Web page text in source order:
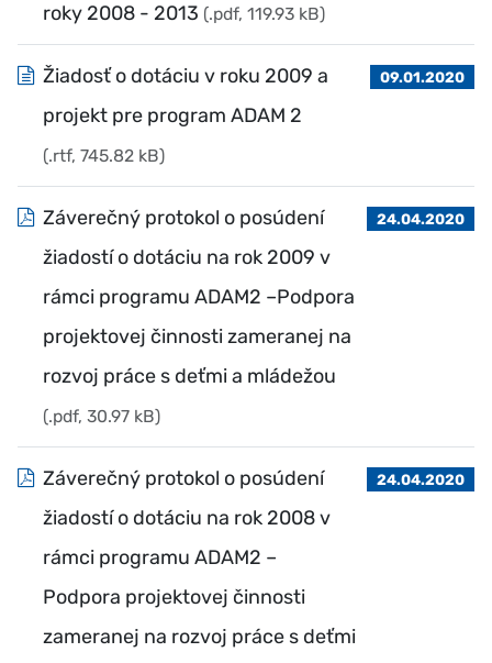
roky 2008 - 2013 (.pdf, 119.93 kB)
Žiadosť o dotáciu v roku 2009 a
projekt pre program ADAM 2
(.rtf, 745.82 kB)
09.01.2020
Záverečný protokol o posúdení
žiadostí o dotáciu na rok 2009 v
rámci programu ADAM2 –Podpora
projektovej činnosti zameranej na
rozvoj práce s deťmi a mládežou
(.pdf, 30.97 kB)
24.04.2020
Záverečný protokol o posúdení
žiadostí o dotáciu na rok 2008 v
rámci programu ADAM2 –
Podpora projektovej činnosti
zameranej na rozvoj práce s deťmi
24.04.2020